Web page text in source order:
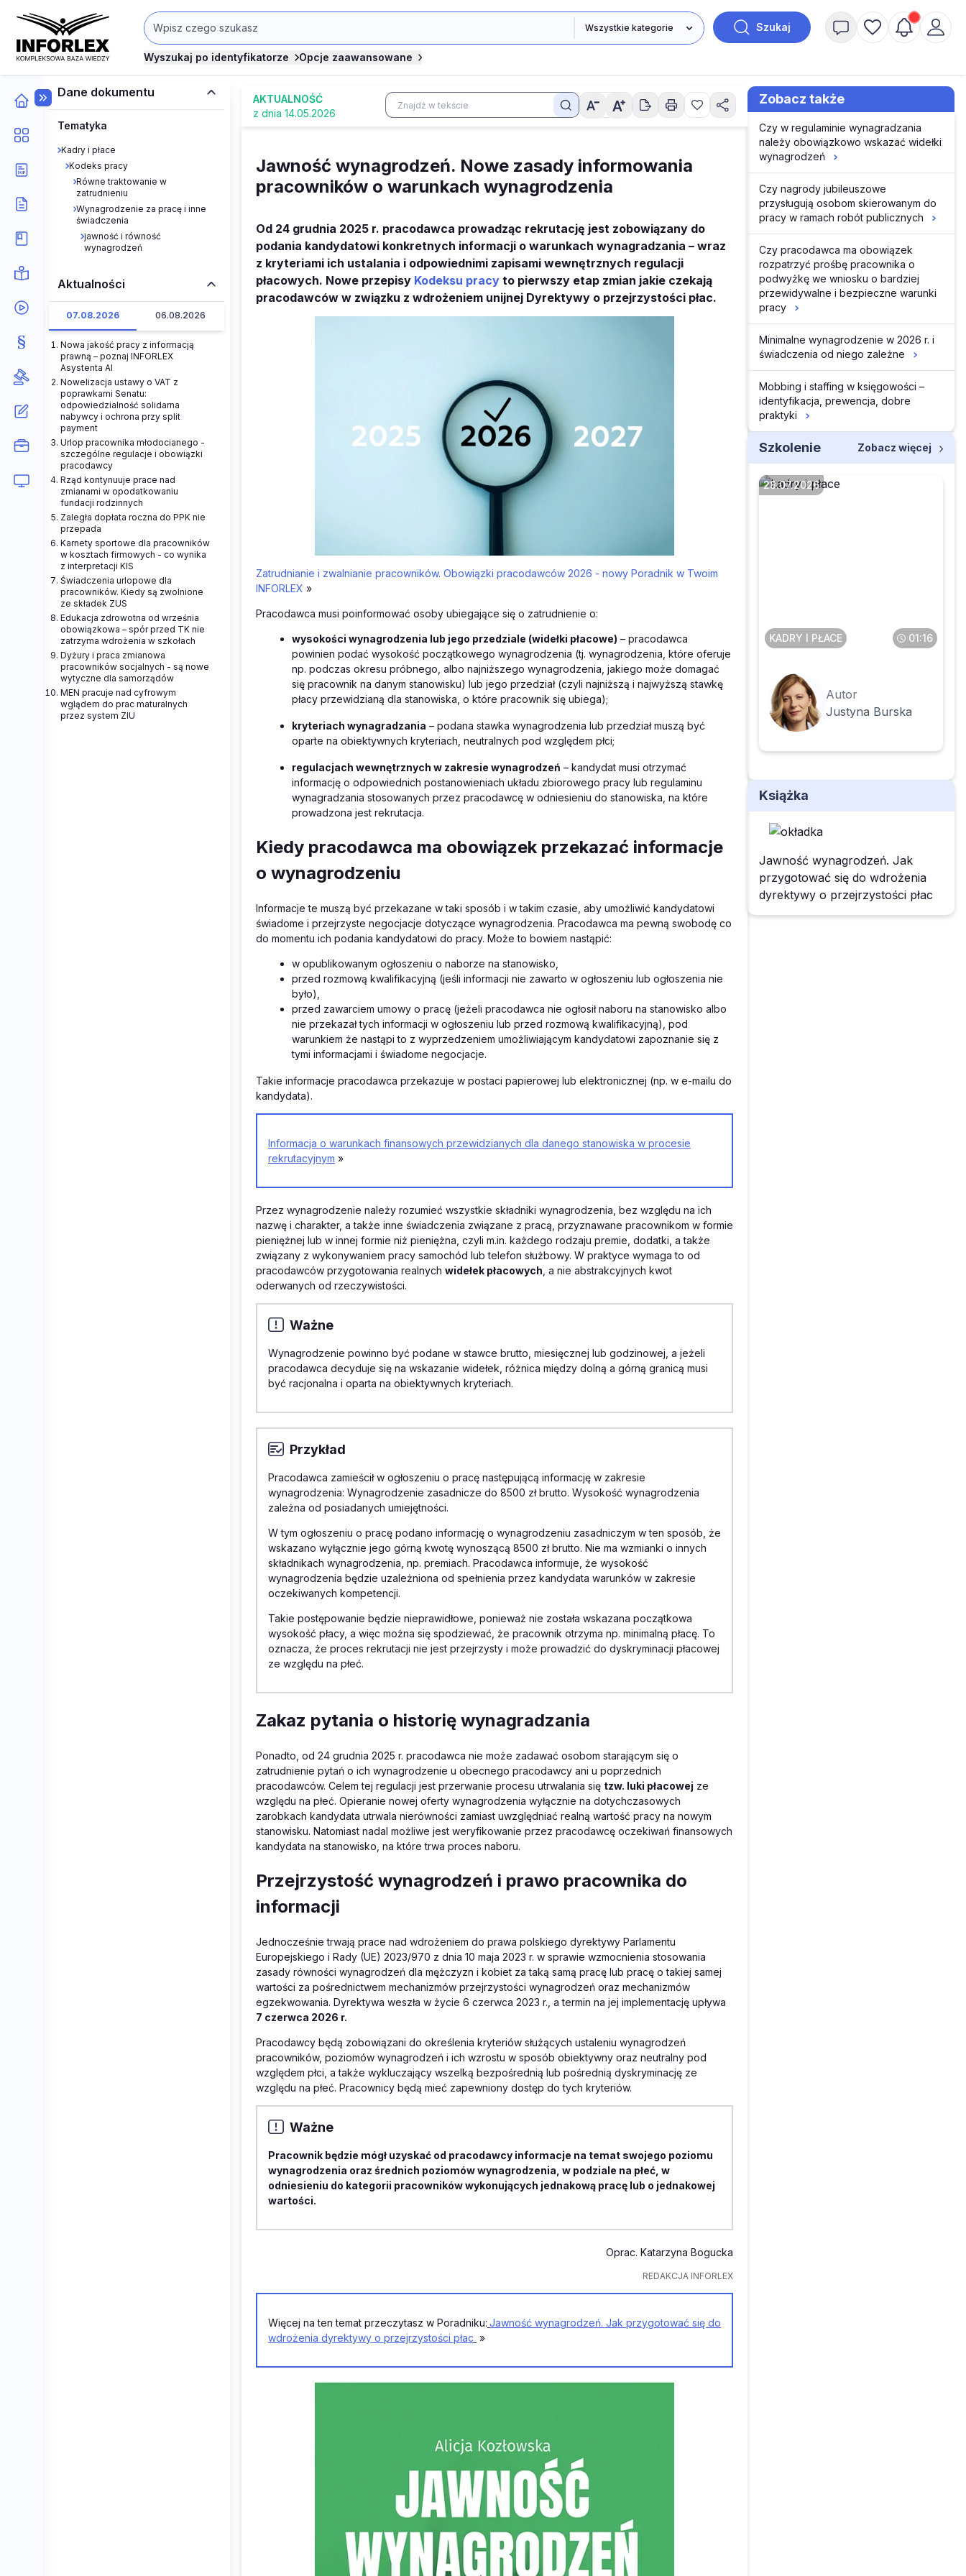
Szukaj
Wyszukaj po identyfikatorze Opcje zaawansowane
Dane dokumentu
Tematyka
Kadry i płace
Kodeks pracy
Równe traktowanie w
zatrudnieniu
Wynagrodzenie za pracę i inne
świadczenia
jawność i równość
wynagrodzeń
Aktualności
07.08.2026 06.08.2026
Nowa jakość pracy z informacją
prawną – poznaj INFORLEX
Asystenta AI
Nowelizacja ustawy o VAT z
poprawkami Senatu:
odpowiedzialność solidarna
nabywcy i ochrona przy split
payment
Urlop pracownika młodocianego -
szczególne regulacje i obowiązki
pracodawcy
Rząd kontynuuje prace nad
zmianami w opodatkowaniu
fundacji rodzinnych
Zaległa dopłata roczna do PPK nie
przepada
Karnety sportowe dla pracowników
w kosztach firmowych - co wynika
z interpretacji KIS
Świadczenia urlopowe dla
pracowników. Kiedy są zwolnione
ze składek ZUS
Edukacja zdrowotna od września
obowiązkowa – spór przed TK nie
zatrzyma wdrożenia w szkołach
Dyżury i praca zmianowa
pracowników socjalnych - są nowe
wytyczne dla samorządów
MEN pracuje nad cyfrowym
wglądem do prac maturalnych
przez system ZIU
AKTUALNOŚĆ
z dnia 14.05.2026
Jawność wynagrodzeń. Nowe zasady informowania
pracowników o warunkach wynagrodzenia
Od 24 grudnia 2025 r. pracodawca prowadząc rekrutację jest zobowiązany do
podania kandydatowi konkretnych informacji o warunkach wynagradzania – wraz
z kryteriami ich ustalania i odpowiednimi zapisami wewnętrznych regulacji
płacowych. Nowe przepisy Kodeksu pracy to pierwszy etap zmian jakie czekają
pracodawców w związku z wdrożeniem unijnej Dyrektywy o przejrzystości płac.
Zatrudnianie i zwalnianie pracowników. Obowiązki pracodawców 2026 - nowy Poradnik w Twoim
INFORLEX »
Pracodawca musi poinformować osoby ubiegające się o zatrudnienie o:
wysokości wynagrodzenia lub jego przedziale (widełki płacowe) – pracodawca
powinien podać wysokość początkowego wynagrodzenia (tj. wynagrodzenia, które oferuje
np. podczas okresu próbnego, albo najniższego wynagrodzenia, jakiego może domagać
się pracownik na danym stanowisku) lub jego przedział (czyli najniższą i najwyższą stawkę
płacy przewidzianą dla stanowiska, o które pracownik się ubiega);
kryteriach wynagradzania – podana stawka wynagrodzenia lub przedział muszą być
oparte na obiektywnych kryteriach, neutralnych pod względem płci;
regulacjach wewnętrznych w zakresie wynagrodzeń – kandydat musi otrzymać
informację o odpowiednich postanowieniach układu zbiorowego pracy lub regulaminu
wynagradzania stosowanych przez pracodawcę w odniesieniu do stanowiska, na które
prowadzona jest rekrutacja.
Kiedy pracodawca ma obowiązek przekazać informacje
o wynagrodzeniu
Informacje te muszą być przekazane w taki sposób i w takim czasie, aby umożliwić kandydatowi
świadome i przejrzyste negocjacje dotyczące wynagrodzenia. Pracodawca ma pewną swobodę co
do momentu ich podania kandydatowi do pracy. Może to bowiem nastąpić:
w opublikowanym ogłoszeniu o naborze na stanowisko,
przed rozmową kwalifikacyjną (jeśli informacji nie zawarto w ogłoszeniu lub ogłoszenia nie
było),
przed zawarciem umowy o pracę (jeżeli pracodawca nie ogłosił naboru na stanowisko albo
nie przekazał tych informacji w ogłoszeniu lub przed rozmową kwalifikacyjną), pod
warunkiem że nastąpi to z wyprzedzeniem umożliwiającym kandydatowi zapoznanie się z
tymi informacjami i świadome negocjacje.
Takie informacje pracodawca przekazuje w postaci papierowej lub elektronicznej (np. w e-mailu do
kandydata).
Informacja o warunkach finansowych przewidzianych dla danego stanowiska w procesie
rekrutacyjnym »
Przez wynagrodzenie należy rozumieć wszystkie składniki wynagrodzenia, bez względu na ich
nazwę i charakter, a także inne świadczenia związane z pracą, przyznawane pracownikom w formie
pieniężnej lub w innej formie niż pieniężna, czyli m.in. każdego rodzaju premie, dodatki, a także
związany z wykonywaniem pracy samochód lub telefon służbowy. W praktyce wymaga to od
pracodawców przygotowania realnych widełek płacowych , a nie abstrakcyjnych kwot
oderwanych od rzeczywistości.
Ważne
Wynagrodzenie powinno być podane w stawce brutto, miesięcznej lub godzinowej, a jeżeli
pracodawca decyduje się na wskazanie widełek, różnica między dolną a górną granicą musi
być racjonalna i oparta na obiektywnych kryteriach.
Przykład
Pracodawca zamieścił w ogłoszeniu o pracę następującą informację w zakresie
wynagrodzenia: Wynagrodzenie zasadnicze do 8500 zł brutto. Wysokość wynagrodzenia
zależna od posiadanych umiejętności.
W tym ogłoszeniu o pracę podano informację o wynagrodzeniu zasadniczym w ten sposób, że
wskazano wyłącznie jego górną kwotę wynoszącą 8500 zł brutto. Nie ma wzmianki o innych
składnikach wynagrodzenia, np. premiach. Pracodawca informuje, że wysokość
wynagrodzenia będzie uzależniona od spełnienia przez kandydata warunków w zakresie
oczekiwanych kompetencji.
Takie postępowanie będzie nieprawidłowe, ponieważ nie została wskazana początkowa
wysokość płacy, a więc można się spodziewać, że pracownik otrzyma np. minimalną płacę. To
oznacza, że proces rekrutacji nie jest przejrzysty i może prowadzić do dyskryminacji płacowej
ze względu na płeć.
Zakaz pytania o historię wynagradzania
Ponadto, od 24 grudnia 2025 r. pracodawca nie może zadawać osobom starającym się o
zatrudnienie pytań o ich wynagrodzenie u obecnego pracodawcy ani u poprzednich
pracodawców. Celem tej regulacji jest przerwanie procesu utrwalania się tzw. luki płacowej ze
względu na płeć. Opieranie nowej oferty wynagrodzenia wyłącznie na dotychczasowych
zarobkach kandydata utrwala nierówności zamiast uwzględniać realną wartość pracy na nowym
stanowisku. Natomiast nadal możliwe jest weryfikowanie przez pracodawcę oczekiwań finansowych
kandydata na stanowisko, na które trwa proces naboru.
Przejrzystość wynagrodzeń i prawo pracownika do
informacji
Jednocześnie trwają prace nad wdrożeniem do prawa polskiego dyrektywy Parlamentu
Europejskiego i Rady (UE) 2023/970 z dnia 10 maja 2023 r. w sprawie wzmocnienia stosowania
zasady równości wynagrodzeń dla mężczyzn i kobiet za taką samą pracę lub pracę o takiej samej
wartości za pośrednictwem mechanizmów przejrzystości wynagrodzeń oraz mechanizmów
egzekwowania. Dyrektywa weszła w życie 6 czerwca 2023 r., a termin na jej implementację upływa
7 czerwca 2026 r.
Pracodawcy będą zobowiązani do określenia kryteriów służących ustaleniu wynagrodzeń
pracowników, poziomów wynagrodzeń i ich wzrostu w sposób obiektywny oraz neutralny pod
względem płci, a także wykluczający wszelką bezpośrednią lub pośrednią dyskryminację ze
względu na płeć. Pracownicy będą mieć zapewniony dostęp do tych kryteriów.
Ważne
Pracownik będzie mógł uzyskać od pracodawcy informacje na temat swojego poziomu
wynagrodzenia oraz średnich poziomów wynagrodzenia, w podziale na płeć, w
odniesieniu do kategorii pracowników wykonujących jednakową pracę lub o jednakowej
wartości.
Oprac. Katarzyna Bogucka
REDAKCJA INFORLEX
Więcej na ten temat przeczytasz w Poradniku: Jawność wynagrodzeń. Jak przygotować się do
wdrożenia dyrektywy o przejrzystości płac »
Zobacz także
Czy w regulaminie wynagradzania
należy obowiązkowo wskazać widełki
wynagrodzeń
Czy nagrody jubileuszowe
przysługują osobom skierowanym do
pracy w ramach robót publicznych
Czy pracodawca ma obowiązek
rozpatrzyć prośbę pracownika o
podwyżkę we wniosku o bardziej
przewidywalne i bezpieczne warunki
pracy
Minimalne wynagrodzenie w 2026 r. i
świadczenia od niego zależne
Mobbing i staffing w księgowości –
identyfikacja, prewencja, dobre
praktyki
Szkolenie Zobacz więcej
28.07.2026
KADRY I PŁACE 01:16
Autor
Justyna Burska
Książka
Jawność wynagrodzeń. Jak
przygotować się do wdrożenia
dyrektywy o przejrzystości płac